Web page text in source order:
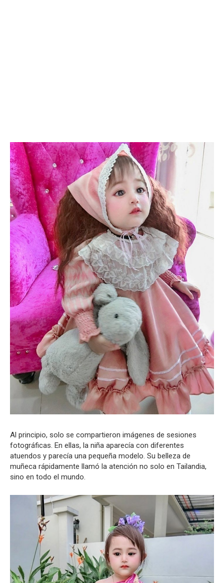
Al principio, solo se compartieron imágenes de sesiones
fotográficas. En ellas, la niña aparecía con diferentes
atuendos y parecía una pequeña modelo. Su belleza de
muñeca rápidamente llamó la atención no solo en Tailandia,
sino en todo el mundo.